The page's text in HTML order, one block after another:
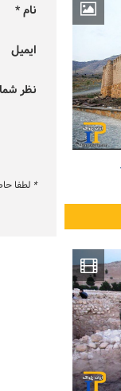
نام *
ایمیل
نظر
* لطفا